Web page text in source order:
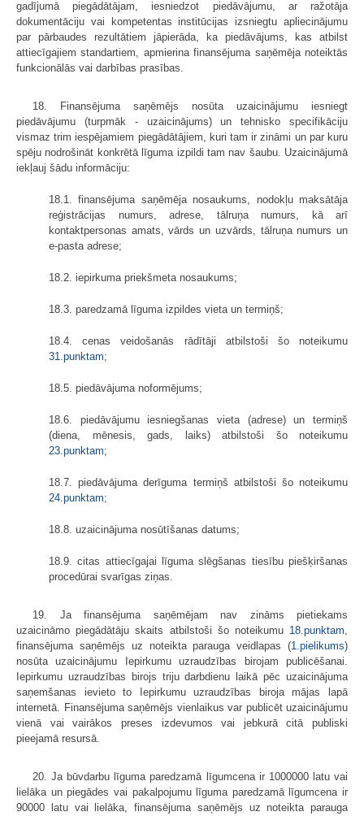
gadījumā piegādātājam, iesniedzot piedāvājumu, ar ražotāja
dokumentāciju vai kompe­tentas institūcijas izsniegtu apliecinājumu
par pārbaudes rezultātiem jāpierāda, ka piedāvājums, kas atbilst
attiecīgajiem standartiem, apmierina finansējuma saņēmēja noteiktās
funkcionālās vai darbības prasības.
18. Finansējuma saņēmējs nosūta uzaicinājumu iesniegt
piedāvājumu (turpmāk - uzaicinājums) un tehnisko specifikāciju
vismaz trim iespējamiem piegādātājiem, kuri tam ir zināmi un par kuru
spēju nodrošināt konkrētā līguma izpildi tam nav šaubu. Uzaicinājumā
iekļauj šādu informāciju:
18.1. finansējuma saņēmēja nosaukums, nodokļu maksātāja
reģistrācijas numurs, adrese, tālruņa numurs, kā arī
kontaktpersonas amats, vārds un uzvārds, tālruņa numurs un
e-pasta adrese;
18.2. iepirkuma priekšmeta nosaukums;
18.3. paredzamā līguma izpildes vieta un termiņš;
18.4. cenas veidošanās rādītāji atbilstoši šo noteikumu
31.punktam;
18.5. piedāvājuma noformējums;
18.6. piedāvājumu iesniegšanas vieta (adrese) un termiņš
(diena, mēnesis, gads, laiks) atbilstoši šo noteikumu
23.punktam;
18.7. piedāvājuma derīguma termiņš atbilstoši šo noteikumu
24.punktam;
18.8. uzaicinājuma nosūtīšanas datums;
18.9. citas attiecīgajai līguma slēgšanas tiesību piešķiršanas
procedūrai svarīgas ziņas.
19. Ja finansējuma saņēmējam nav zināms pietiekams
uzaicināmo piegādātāju skaits atbilstoši šo noteikumu 18.punktam
finansējuma saņēmējs uz noteikta parauga veidlapas (1.pielikums)
nosūta uzaicinājumu Iepirkumu uzraudzības birojam publicēšanai.
Iepirkumu uzraudzības birojs triju darbdienu laikā pēc uzaicinājuma
saņemšanas ievieto to Iepirkumu uzraudzības biroja mājas lapā
internetā. Finansējuma saņēmējs vienlaikus var publicēt uzaicinājumu
vienā vai vairākos preses izdevumos vai jebkurā citā publiski
pieejamā resursā.
20. Ja būvdarbu līguma paredzamā līgumcena ir 1000000 latu vai
lielāka un piegādes vai pakalpojumu līguma paredzamā līgumcena ir
90000 latu vai lielāka, finansējuma saņēmējs uz noteikta parauga